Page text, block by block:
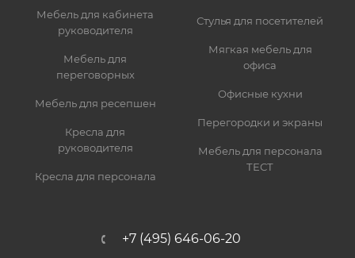
Мебель для кабинета
руководителя
Мебель для
переговорных
Мебель для ресепшен
Кресла для
руководителя
Кресла для персонала
Стулья для посетителей
Мягкая мебель для
офиса
Офисные кухни
Перегородки и экраны
Мебель для персонала
ТЕСТ
+7 (495) 646-06-20